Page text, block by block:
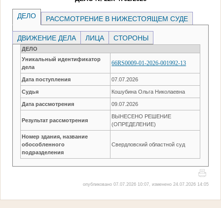
ДЕЛО РАССМОТРЕНИЕ В НИЖЕСТОЯЩЕМ СУДЕ
ДВИЖЕНИЕ ДЕЛА ЛИЦА СТОРОНЫ
ДЕЛО
Уникальный идентификатор
дела
66RS0009-01-2026-001992-13
Дата поступления 07.07.2026
Судья Кошубина Ольга Николаевна
Дата рассмотрения 09.07.2026
Результат рассмотрения
ВЫНЕСЕНО РЕШЕНИЕ
(ОПРЕДЕЛЕНИЕ)
Номер здания, название
обособленного
подразделения
Свердловский областной суд
опубликовано 07.07.2026 10:07, изменено 24.07.2026 14:05